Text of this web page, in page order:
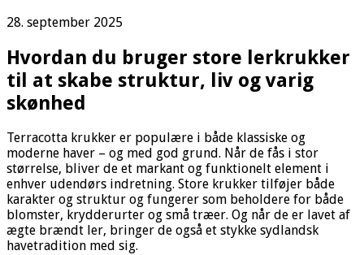
28. september 2025
Hvordan du bruger store lerkrukker
til at skabe struktur, liv og varig
skønhed
Terracotta krukker er populære i både klassiske og
moderne haver – og med god grund. Når de fås i stor
størrelse, bliver de et markant og funktionelt element i
enhver udendørs indretning. Store krukker tilføjer både
karakter og struktur og fungerer som beholdere for både
blomster, krydderurter og små træer. Og når de er lavet af
ægte brændt ler, bringer de også et stykke sydlandsk
havetradition med sig.